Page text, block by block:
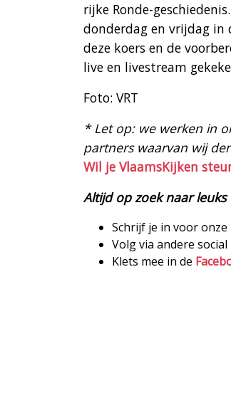
rijke Ronde-
donderdag en vrijdag
deze koers en de
live en livestream
Foto: VRT
* Let op: we werken in
partners waarvan wij
Wil je VlaamsKijken
Altijd op zoek naar
Schrijf je in voor onze
Volg via andere
Klets mee in de